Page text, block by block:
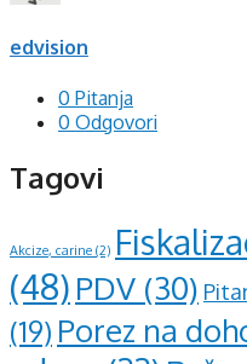
edvision
0 Pitanja
0 Odgovori
Tagovi
Akcize, carine (2)
(48) PDV (30)
(19) Porez na